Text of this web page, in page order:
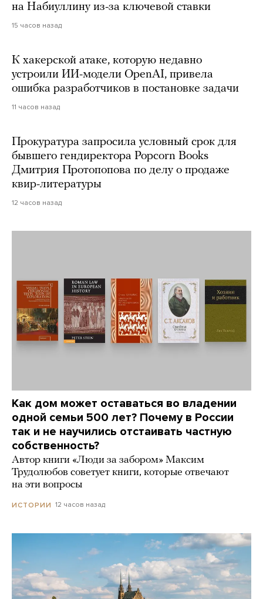
на Набиуллину из-за ключевой ставки
15 часов назад
К хакерской атаке, которую недавно
устроили ИИ-модели OpenAI, привела
ошибка разработчиков в постановке задачи
11 часов назад
Прокуратура запросила условный срок для
бывшего гендиректора Popcorn Books
Дмитрия Протопопова по делу о продаже
квир-литературы
12 часов назад
Как дом может оставаться во владении
одной семьи 500 лет? Почему в России
так и не научились отстаивать частную
собственность?
Автор книги «Люди за забором» Максим
Трудолюбов советует книги, которые отвечают
на эти вопросы
ИСТОРИИ 12 часов назад